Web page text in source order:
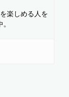
楽しめる人を